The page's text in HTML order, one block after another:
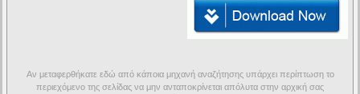
Αν μεταφερθήκατε εδώ από κάποια μηχανή αναζήτησης υπάρχει περίπτωση το
περιεχόμενο της σελίδας να μην ανταποκρίνεται απόλυτα στην αρχική σας